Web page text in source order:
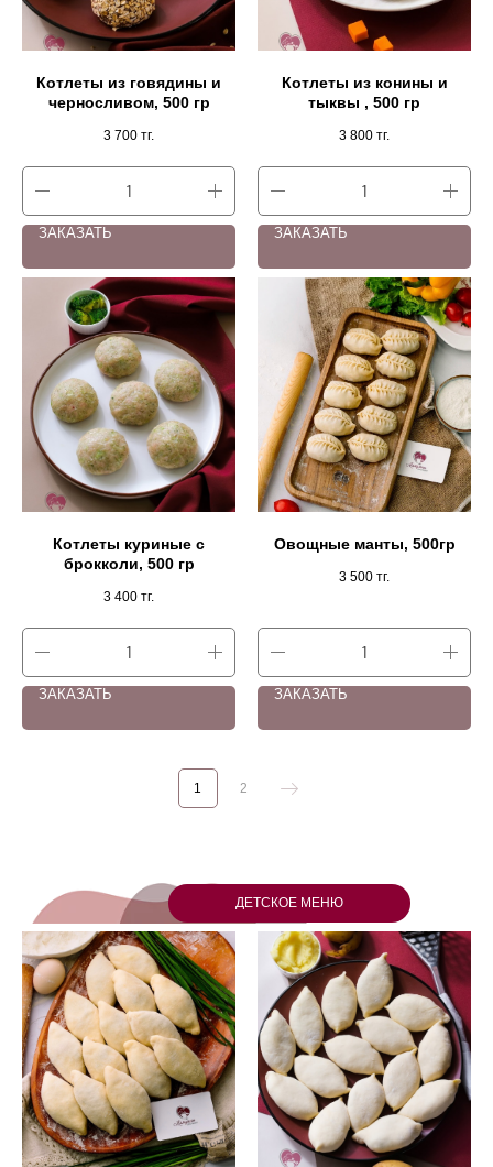
Котлеты из говядины и
черносливом, 500 гр
3 700 тг.
ЗАКАЗАТЬ
Котлеты из конины и
тыквы , 500 гр
3 800 тг.
ЗАКАЗАТЬ
Котлеты куриные с
брокколи, 500 гр
3 400 тг.
ЗАКАЗАТЬ
Овощные манты, 500гр
3 500 тг.
ЗАКАЗАТЬ
1 2
ДЕТСКОЕ МЕНЮ